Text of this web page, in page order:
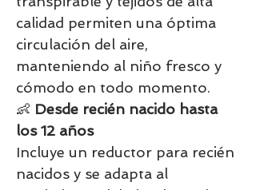
calidad permiten una óptima
circulación del aire,
manteniendo al niño fresco y
cómodo en todo momento.
👶 Desde recién nacido hasta
los 12 años
Incluye un reductor para recién
nacidos y se adapta al